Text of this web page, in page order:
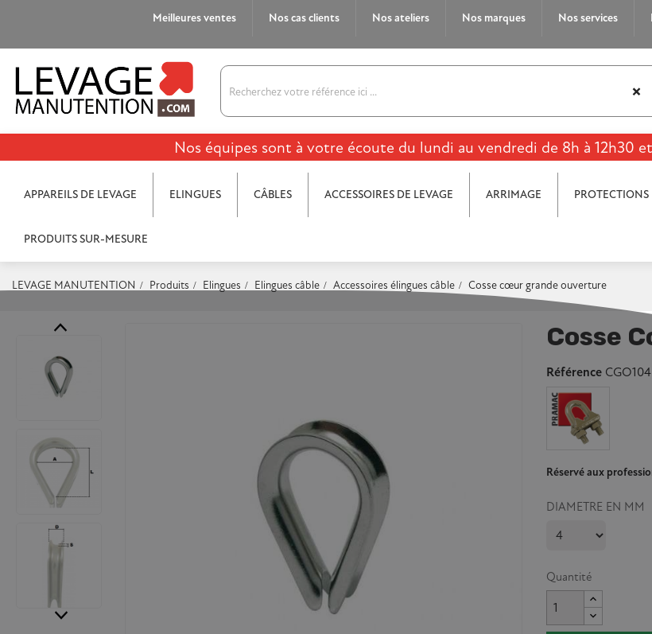
Meilleures ventes Nos cas clients Nos ateliers Nos marques Nos services
×
Nos équipes sont à votre écoute du lundi au vendredi de 8h à 12h30
APPAREILS DE LEVAGE ELINGUES CÂBLES ACCESSOIRES DE LEVAGE ARRIMAGE PROTECTIONS
PRODUITS SUR-MESURE
LEVAGE MANUTENTION Produits Elingues Elingues câble Accessoires élingues câble Cosse cœur grande ouverture
Cosse
Référence CGO104
Réservé aux
DIAMETRE EN MM
Quantité